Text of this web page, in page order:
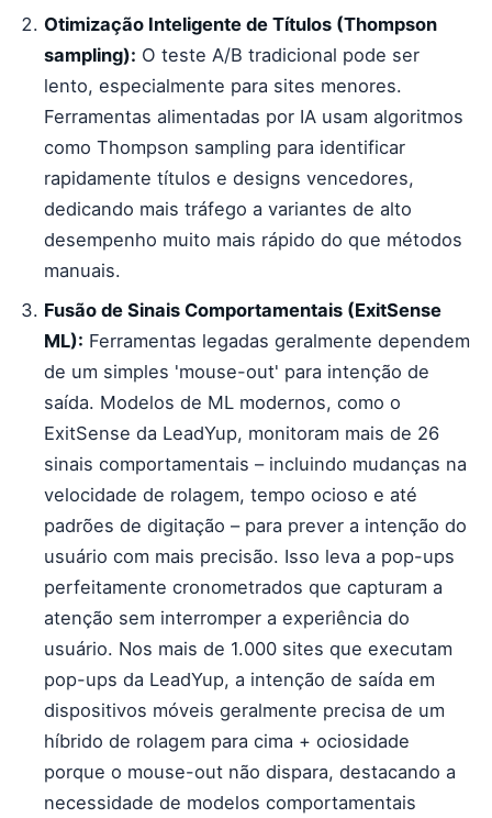
Otimização Inteligente de Títulos (Thompson
sampling): O teste A/B tradicional pode ser
lento, especialmente para sites menores.
Ferramentas alimentadas por IA usam algoritmos
como Thompson sampling para identificar
rapidamente títulos e designs vencedores,
dedicando mais tráfego a variantes de alto
desempenho muito mais rápido do que métodos
manuais.
Fusão de Sinais Comportamentais (ExitSense
ML): Ferramentas legadas geralmente dependem
de um simples 'mouse-out' para intenção de
saída. Modelos de ML modernos, como o
ExitSense da LeadYup, monitoram mais de 26
sinais comportamentais – incluindo mudanças na
velocidade de rolagem, tempo ocioso e até
padrões de digitação – para prever a intenção do
usuário com mais precisão. Isso leva a pop-ups
perfeitamente cronometrados que capturam a
atenção sem interromper a experiência do
usuário. Nos mais de 1.000 sites que executam
pop-ups da LeadYup, a intenção de saída em
dispositivos móveis geralmente precisa de um
híbrido de rolagem para cima + ociosidade
porque o mouse-out não dispara, destacando a
necessidade de modelos comportamentais